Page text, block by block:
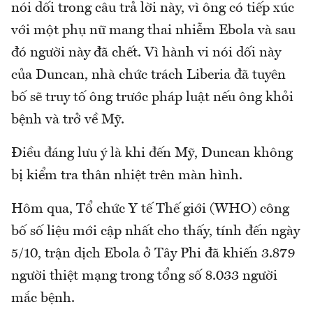
nói dối trong câu trả lời này, vì ông có tiếp xúc
với một phụ nữ mang thai nhiễm Ebola và sau
đó người này đã chết. Vì hành vi nói dối này
của Duncan, nhà chức trách Liberia đã tuyên
bố sẽ truy tố ông trước pháp luật nếu ông khỏi
bệnh và trở về Mỹ.
Điều đáng lưu ý là khi đến Mỹ, Duncan không
bị kiểm tra thân nhiệt trên màn hình.
Hôm qua, Tổ chức Y tế Thế giới (WHO) công
bố số liệu mới cập nhất cho thấy, tính đến ngày
5/10, trận dịch Ebola ở Tây Phi đã khiến 3.879
người thiệt mạng trong tổng số 8.033 người
mắc bệnh.